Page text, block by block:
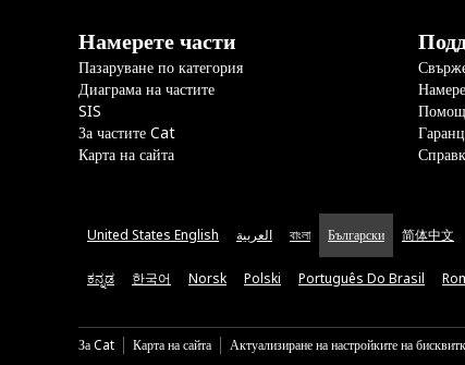
Намерете части
Пазаруване по категория
Диаграма на частите
SIS
За частите Cat
Карта на сайта
United States English العربية বাংলা Български 简体中文
ಕನ್ನಡ 한국어 Norsk Polski Português Do Brasil
За Cat Карта на сайта Актуализиране на настройките на